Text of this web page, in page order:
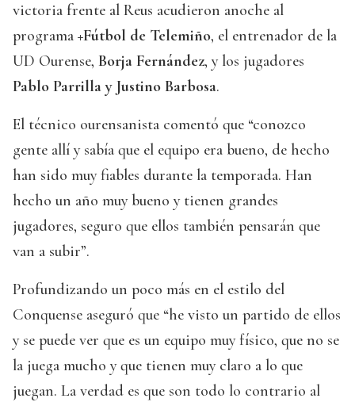
victoria frente al Reus acudieron anoche al
programa +Fútbol de Telemiño, el entrenador de la
UD Ourense, Borja Fernández, y los jugadores
Pablo Parrilla y Justino Barbosa.
El técnico ourensanista comentó que “conozco
gente allí y sabía que el equipo era bueno, de hecho
han sido muy fiables durante la temporada. Han
hecho un año muy bueno y tienen grandes
jugadores, seguro que ellos también pensarán que
van a subir”.
Profundizando un poco más en el estilo del
Conquense aseguró que “he visto un partido de ellos
y se puede ver que es un equipo muy físico, que no se
la juega mucho y que tienen muy claro a lo que
juegan. La verdad es que son todo lo contrario al